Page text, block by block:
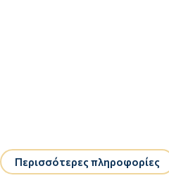
Περισσότερες πληροφορίες